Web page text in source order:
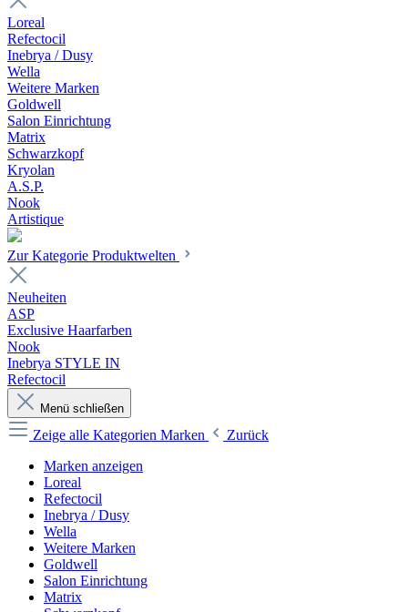
Loreal
Refectocil
Inebrya / Dusy
Wella
Weitere Marken
Goldwell
Salon Einrichtung
Matrix
Schwarzkopf
Kryolan
A.S.P.
Nook
Artistique
Zur Kategorie Produktwelten
Neuheiten
ASP
Exclusive Haarfarben
Nook
Inebrya STYLE IN
Refectocil
Menü schließen
Zeige alle Kategorien Marken
Zurück
Marken anzeigen
Loreal
Refectocil
Inebrya / Dusy
Wella
Weitere Marken
Goldwell
Salon Einrichtung
Matrix